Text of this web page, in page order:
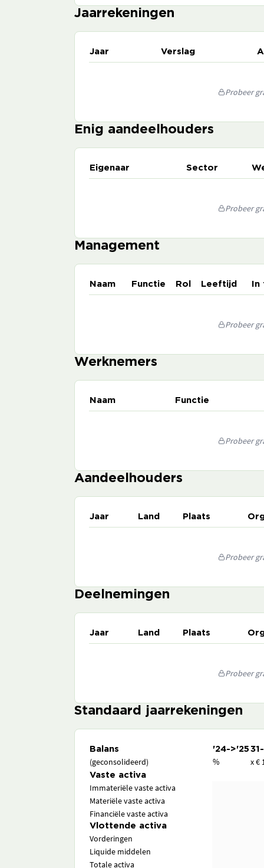
Jaarrekeningen
Jaar Verslag
Probeer
Enig aandeelhouders
Eigenaar Sector
Probeer
Management
Naam Functie Rol Leeftijd
Probeer
Werknemers
Naam Functie
Probeer
Aandeelhouders
Jaar Land Plaats
Probeer
Deelnemingen
Jaar Land Plaats
Probeer
Standaard jaarrekeningen
Balans '24->'25
(geconsolideerd) % x €
Vaste activa
Immateriële vaste activa
Materiële vaste activa
Financiële vaste activa
Vlottende activa
Vorderingen
Liquide middelen
Totale activa